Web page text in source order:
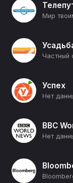
Мир
Частный
Успех
Нет
BBC
Нет